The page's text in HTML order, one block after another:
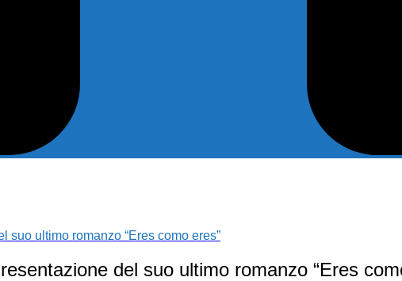
ultimo romanzo “Eres como eres”
del suo ultimo romanzo “Eres